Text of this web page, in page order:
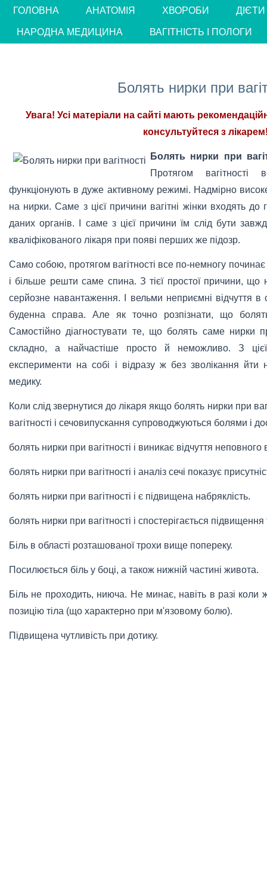
ГОЛОВНА АНАТОМІЯ ХВОРОБИ ДІЄТИ
НАРОДНА МЕДИЦИНА ВАГІТНІСТЬ І ПОЛОГИ
Болять нирки при
Увага! Усі матеріали на сайті мають
консультуйтеся з
Болять нирки при
Протягом вагітності
функціонують в дуже активному режимі. Надмірно
на нирки. Саме з цієї причини вагітні жінки входять
даних органів. І саме з цієї причини їм слід бути
кваліфікованого лікаря при появі перших же підозр.
Само собою, протягом вагітності все по-немногу
і більше решти саме спина. З тієї простої причини, що
серйозне навантаження. І вельми неприємні відчуття в
буденна справа. Але як точно розпізнати, що
Самостійно діагностувати те, що болять саме нирки
складно, а найчастіше просто й неможливо. З
експерименти на собі і відразу ж без зволікання йти
медику.
Коли слід звернутися до лікаря якщо болять нирки при
вагітності і сечовипускання супроводжуються болями і
болять нирки при вагітності і виникає відчуття
болять нирки при вагітності і аналіз сечі показує
болять нирки при вагітності і є підвищена набряклість.
болять нирки при вагітності і спостерігається підвищення
Біль в області розташованої трохи вище попереку.
Посилюється біль у боці, а також нижній частині живота.
Біль не проходить, ниюча. Не минає, навіть в разі коли
позицію тіла (що характерно при м'язовому болю).
Підвищена чутливість при дотику.